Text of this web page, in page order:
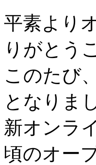
平素より
りがとう
このたび
となりま
新オンラ
頃のオー